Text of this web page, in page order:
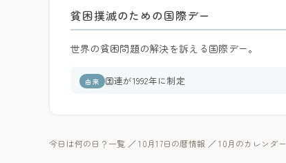
貧困撲滅のための国際デー
世界の貧困問題の解決を訴える国際デー。
由来 国連が1992年に制定
今日は何の日？一覧 ／10月17日の暦情報 ／10月のカレンダー